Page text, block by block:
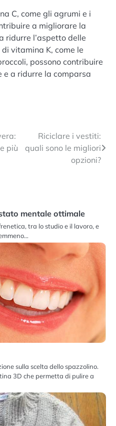
C, come gli agrumi e i
a migliorare la
ridurre l’aspetto delle
vitamina K, come le
possono contribuire
e a ridurre la comparsa
più
Riciclare i vestiti:
quali sono le migliori
opzioni?
mentale ottimale
tra lo studio e il lavoro, e
sulla scelta dello spazzolino.
3D che permetta di pulire a